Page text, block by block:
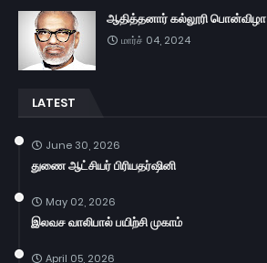
ஆதித்தனார் கல்லூரி பொன்விழா
மார்ச் 04, 2024
LATEST
June 30, 2026
துணை ஆட்சியர் பிரியதர்ஷினி
May 02, 2026
இலவச வாலிபால் பயிற்சி முகாம்
April 05, 2026